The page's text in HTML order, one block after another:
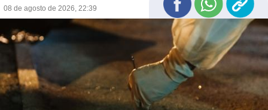
08 de agosto de 2026, 22:39